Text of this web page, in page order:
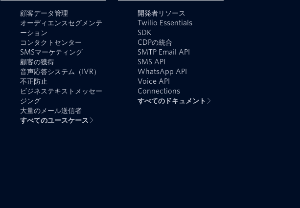
顧客データ管理
オーディエンスセグメンテ
ーション
コンタクトセンター
SMSマーケティング
顧客の獲得
音声応答システム（IVR）
不正防止
ビジネステキストメッセー
ジング
大量のメール送信者
すべてのユースケース
開発者リソース
Twilio Essentials
SDK
CDPの統合
SMTP Email API
SMS API
WhatsApp API
Voice API
Connections
すべてのドキュメント